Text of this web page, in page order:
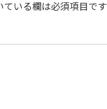
ている欄は必須項目です